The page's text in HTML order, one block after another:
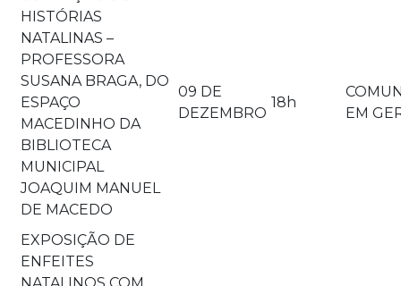
HISTÓRIAS
NATALINAS –
PROFESSORA
SUSANA BRAGA, DO
ESPAÇO
MACEDINHO DA
BIBLIOTECA
MUNICIPAL
JOAQUIM MANUEL
DE MACEDO
09 DE
DEZEMBRO
18h
EM
EXPOSIÇÃO DE
ENFEITES